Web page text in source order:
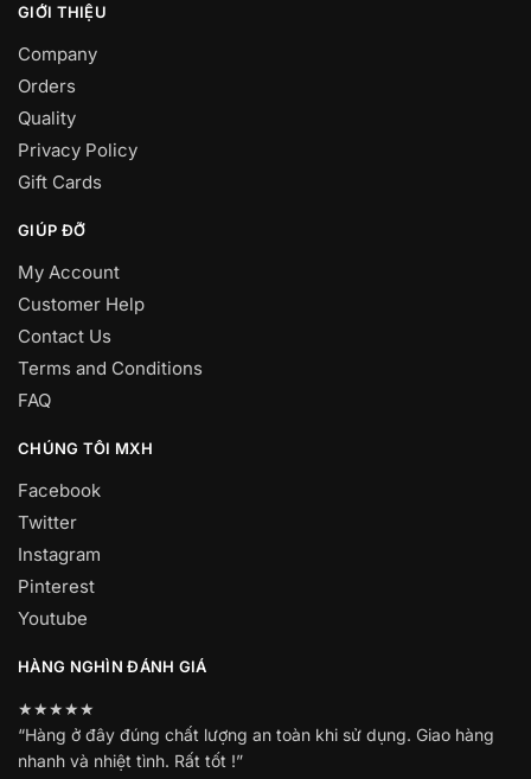
GIỚI THIỆU
Company
Orders
Quality
Privacy Policy
Gift Cards
GIÚP ĐỠ
My Account
Customer Help
Contact Us
Terms and Conditions
FAQ
CHÚNG TÔI MXH
Facebook
Twitter
Instagram
Pinterest
Youtube
HÀNG NGHÌN ĐÁNH GIÁ
★★★★★
“Hàng ở đây đúng chất lượng an toàn khi sử dụng. Giao hàng
nhanh và nhiệt tình. Rất tốt !”